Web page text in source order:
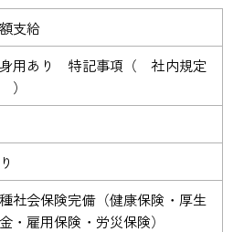
支給
用あり 特記事項（ 社内規定
社会保険完備（健康保険・厚生
・雇用保険・労災保険）